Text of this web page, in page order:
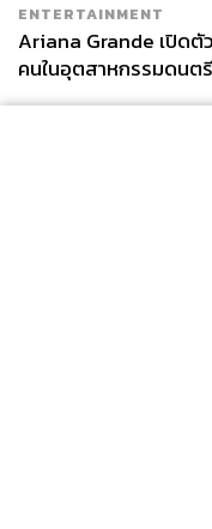
ENTERTAINMENT
Ariana Grande เปิด
คนในอุตสาหกรรมดนตรี